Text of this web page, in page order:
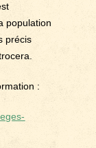
population
précis
: